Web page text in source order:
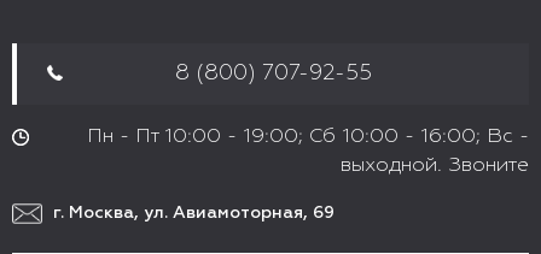
8 (800) 707-92-55
Пн - Пт 10:00 - 19:00; Сб 10:00 - 16:00; Вс -
выходной. Звоните
г. Москва, ул. Авиамоторная, 69